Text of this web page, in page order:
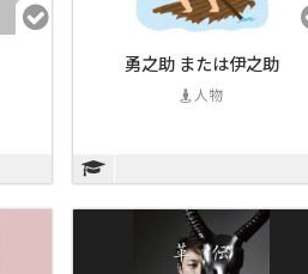
勇之助 または伊之助
人物